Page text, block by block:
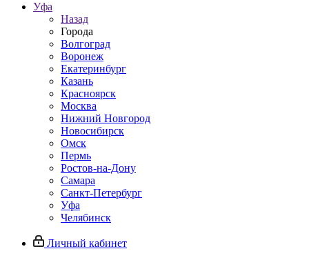
Уфа
Назад
Города
Волгоград
Воронеж
Екатеринбург
Казань
Красноярск
Москва
Нижний Новгород
Новосибирск
Омск
Пермь
Ростов-на-Дону
Самара
Санкт-Петербург
Уфа
Челябинск
Личный кабинет